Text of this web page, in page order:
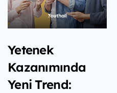
Yetenek
Kazanımında
Yeni Trend: